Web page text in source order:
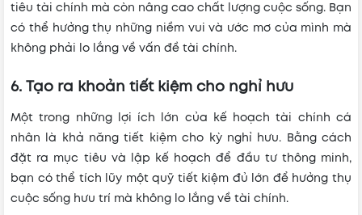
tiêu tài chính mà còn nâng cao chất lượng cuộc sống. Bạn
có thể hưởng thụ những niềm vui và ước mơ của mình mà
không phải lo lắng về vấn đề tài chính.
6. Tạo ra khoản tiết kiệm cho nghỉ hưu
Một trong những lợi ích lớn của kế hoạch tài chính cá
nhân là khả năng tiết kiệm cho kỳ nghỉ hưu. Bằng cách
đặt ra mục tiêu và lập kế hoạch để đầu tư thông minh,
bạn có thể tích lũy một quỹ tiết kiệm đủ lớn để hưởng thụ
cuộc sống hưu trí mà không lo lắng về tài chính.